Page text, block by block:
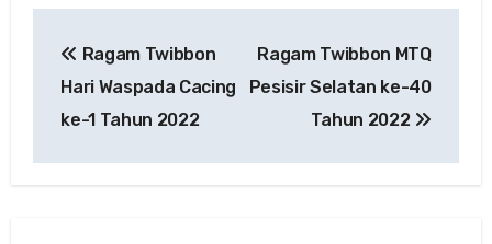
pos
Ragam Twibbon
Hari Waspada Cacing
ke-1 Tahun 2022
Ragam Twibbon MTQ
Pesisir Selatan ke-40
Tahun 2022